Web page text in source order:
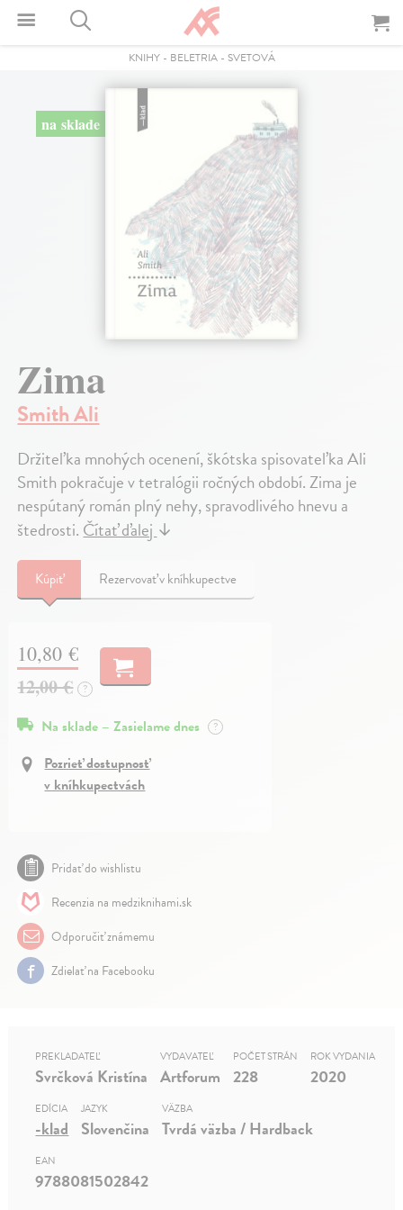
KNIHY- BELETRIA- SVETOVÁ
na sklade
Zima
Smith Ali
Držiteľka mnohých ocenení, škótska spisovateľka Ali
Smith pokračuje v tetralógii ročných období. Zima je
nespútaný román plný nehy, spravodlivého hnevu a
štedrosti.Čítať ďalej↓
Kúpiť Rezervovať v kníhkupectve
10,80 €
12,00 € ?
Na sklade – Zasielame dnes ?
Pozrieť dostupnosť
v kníhkupectvách
Pridať do wishlistu
Recenzia na medziknihami.sk
Odporučiť známemu
Zdielať na Facebooku
PREKLADATEĽ
Svrčková Kristína
VYDAVATEĽ
Artforum
POČET STRÁN
228
ROK VYDANIA
2020
EDÍCIA
-klad
JAZYK
Slovenčina
VÄZBA
Tvrdá väzba / Hardback
EAN
9788081502842